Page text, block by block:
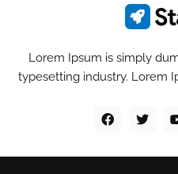
Lorem Ipsum is simply
typesetting industry. Lorem